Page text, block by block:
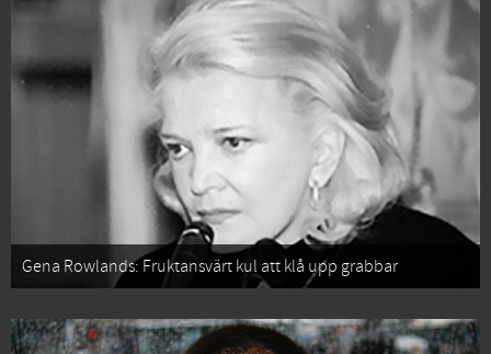
Gena Rowlands: Fruktansvärt kul att klå upp grabbar